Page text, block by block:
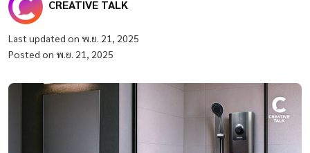
CREATIVE TALK
Last updated on พ.ย. 21, 2025
Posted on พ.ย. 21, 2025